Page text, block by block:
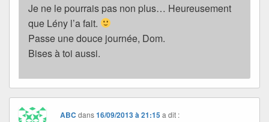
Je ne le pourrais pas non plus… Heureusement
que Lény l’a fait.
Passe une douce journée, Dom.
Bises à toi aussi.
ABC dans16/09/2013 à 21:15 a dit :